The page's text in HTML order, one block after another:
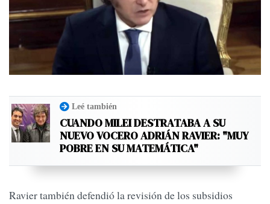
Leé también
CUANDO MILEI DESTRATABA A SU
NUEVO VOCERO ADRIÁN RAVIER: "MUY
POBRE EN SU MATEMÁTICA"
Ravier también defendió la revisión de los subsidios